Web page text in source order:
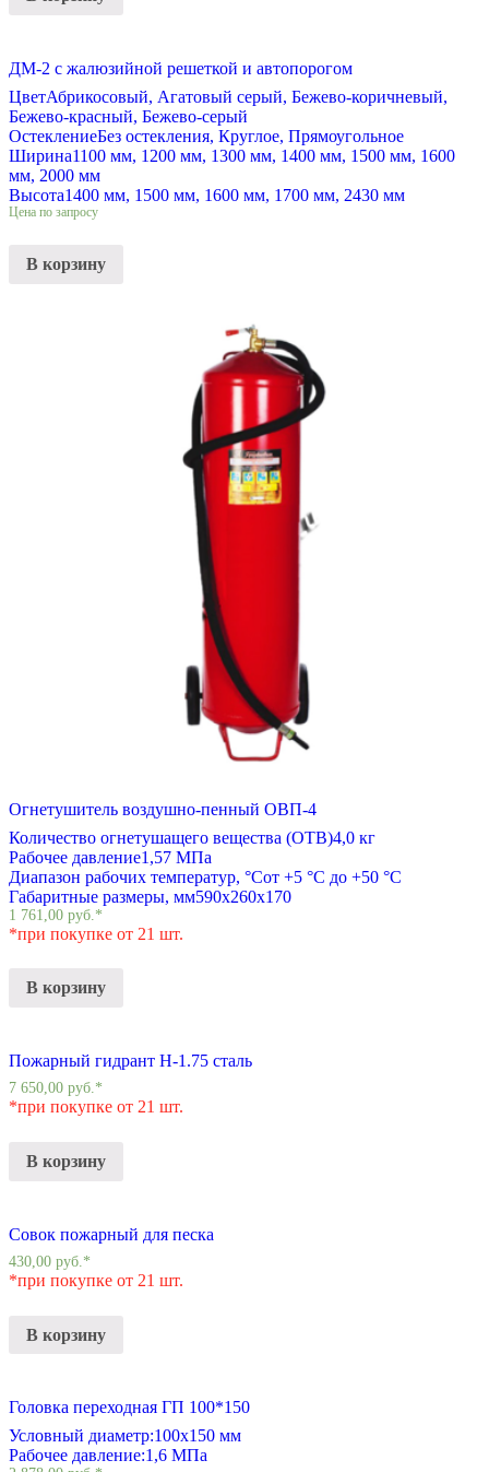
ДМ-2 с жалюзийной решеткой и автопорогом
ЦветАбрикосовый, Агатовый серый, Бежево-коричневый,
Бежево-красный, Бежево-серый
ОстеклениеБез остекления, Круглое, Прямоугольное
Ширина1100 мм, 1200 мм, 1300 мм, 1400 мм, 1500 мм, 1600
мм, 2000 мм
Высота1400 мм, 1500 мм, 1600 мм, 1700 мм, 2430 мм
Цена по запросу
В корзину
Огнетушитель воздушно-пенный ОВП-4
Количество огнетушащего вещества (ОТВ)4,0 кг
Рабочее давление1,57 МПа
Диапазон рабочих температур, °Сот +5 °С до +50 °С
Габаритные размеры, мм590х260х170
1 761,00 руб. *
*при покупке от 21 шт.
В корзину
Пожарный гидрант Н-1.75 сталь
7 650,00 руб.*
*при покупке от 21 шт.
В корзину
Совок пожарный для песка
430,00 руб. *
*при покупке от 21 шт.
В корзину
Головка переходная ГП 100*150
Условный диаметр:100х150 мм
Рабочее давление:1,6 МПа